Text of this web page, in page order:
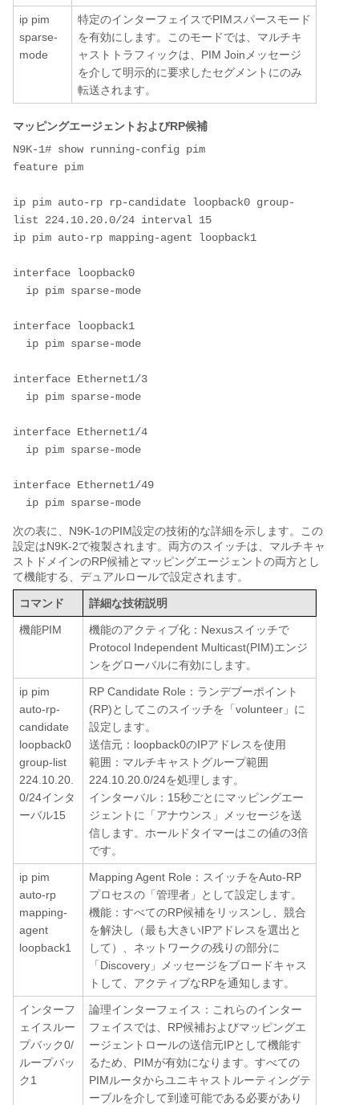
ip pim
sparse-
mode
特定のインターフェイスでPIMスパースモード
を有効にします。このモードでは、マルチキ
ャストトラフィックは、PIM Joinメッセージ
を介して明示的に要求したセグメントにのみ
転送されます。
マッピングエージェントおよびRP候補
N9K-1# show running-config pim
feature pim
ip pim auto-rp rp-candidate loopback0 group-
list 224.10.20.0/24 interval 15
ip pim auto-rp mapping-agent loopback1
interface loopback0
interface loopback1
interface Ethernet1/3
interface Ethernet1/4
interface Ethernet1/49
次の表に、N9K-1のPIM設定の技術的な詳細を示します。この
設定はN9K-2で複製されます。両方のスイッチは、マルチキャ
ストドメインのRP候補とマッピングエージェントの両方とし
て機能する、デュアルロールで設定されます。
コマンド 詳細な技術説明
機能PIM
機能のアクティブ化：Nexusスイッチで
Protocol Independent Multicast(PIM)エンジ
ンをグローバルに有効にします。
ip pim
auto-rp-
candidate
loopback0
group-list
224.10.20.
0/24インタ
ーバル15
RP Candidate Role：ランデブーポイント
(RP)としてこのスイッチを「volunteer」に
設定します。
送信元：loopback0のIPアドレスを使用
範囲：マルチキャストグループ範囲
224.10.20.0/24を処理します。
インターバル：15秒ごとにマッピングエー
ジェントに「アナウンス」メッセージを送
信します。ホールドタイマーはこの値の3倍
です。
ip pim
auto-rp
mapping-
agent
loopback1
Mapping Agent Role：スイッチをAuto-RP
プロセスの「管理者」として設定します。
機能：すべてのRP候補をリッスンし、競合
を解決し（最も大きいIPアドレスを選出と
して）、ネットワークの残りの部分に
「Discovery」メッセージをブロードキャス
トして、アクティブなRPを通知します。
インターフ
ェイスルー
プバック0/
ループバッ
ク1
論理インターフェイス：これらのインター
フェイスでは、RP候補およびマッピングエ
ージェントロールの送信元IPとして機能す
るため、PIMが有効になります。すべての
PIMルータからユニキャストルーティングテ
ーブルを介して到達可能である必要があり